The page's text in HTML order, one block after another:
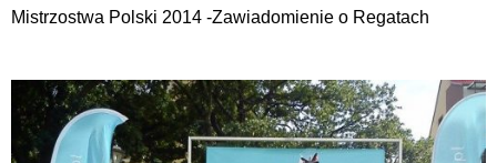
Mistrzostwa Polski 2014 -Zawiadomienie o Regatach